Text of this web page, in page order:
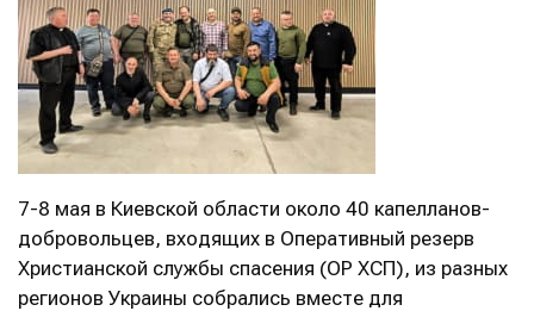
7-8 мая в Киевской области около 40 капелланов-
добровольцев, входящих в Оперативный резерв
Христианской службы спасения (ОР ХСП), из разных
регионов Украины собрались вместе для